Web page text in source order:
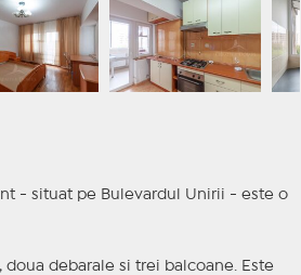
- situat pe Bulevardul Unirii - este o
debarale si trei balcoane. Este